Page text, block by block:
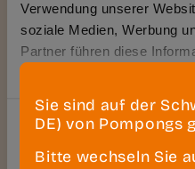
Sie sind auf der
DE) von Pompongs
Bitte wechseln Sie
Verwendung unserer
soziale Medien, Werbung
Partner führen diese
gesammelt haben.
Einwilligungsauswahl